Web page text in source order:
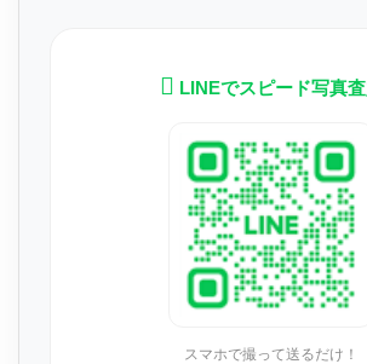
LINEでスピード写真
スマホで撮って送るだけ！